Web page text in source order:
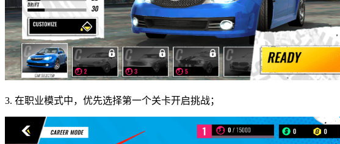
3. 在职业模式中，优先选择第一个关卡开启挑战；